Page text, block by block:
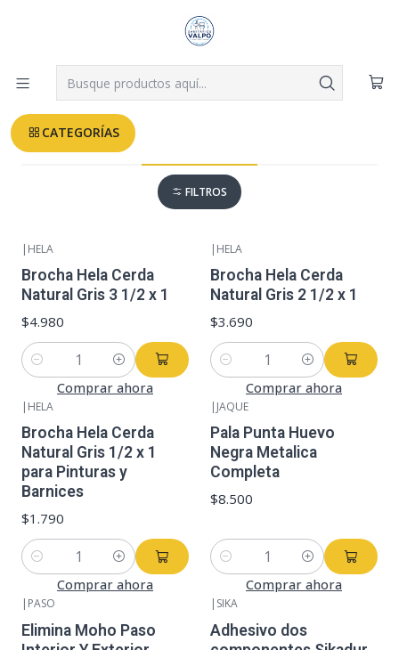
CATEGORÍAS
Despachos a todo Valparaíso, Viña, Quilpué y Villa Alemana desde
Leer más
Inicio FERRETERIA
FILTROS
| HELA
Brocha Hela Cerda
Natural Gris 3 1/2 x 1
$4.980
Cantidad
Comprar ahora
| HELA
Brocha Hela Cerda
Natural Gris 2 1/2 x 1
$3.690
Cantidad
Comprar ahora
| HELA
Brocha Hela Cerda
Natural Gris 1/2 x 1
para Pinturas y
Barnices
$1.790
Cantidad
Comprar ahora
| JAQUE
Pala Punta Huevo
Negra Metalica
Completa
$8.500
Cantidad
Comprar ahora
| PASO
Elimina Moho Paso
| SIKA
Adhesivo dos